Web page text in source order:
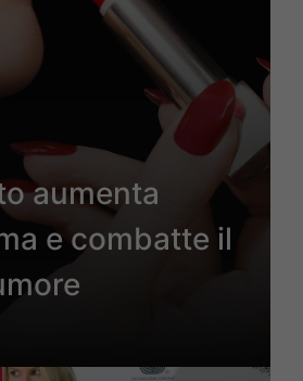
aumenta
e combatte il